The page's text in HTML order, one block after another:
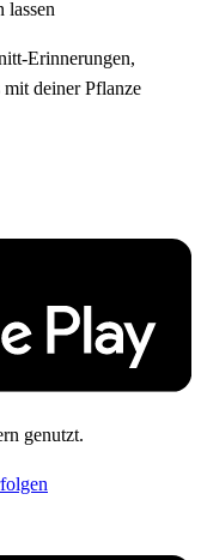
lassen
Erinnerungen,
deiner Pflanze
genutzt.